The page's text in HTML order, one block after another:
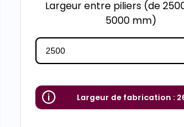
Largeur entre piliers (de
5000 mm)
Largeur de fabrication :